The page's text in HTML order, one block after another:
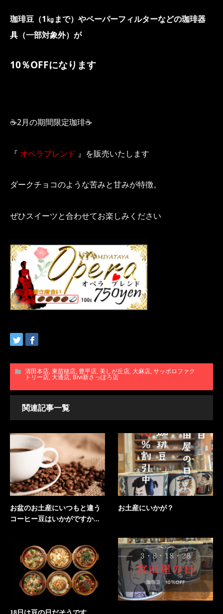
珈琲豆（1㎏まで）やペーパーフィルターなどの珈琲器
具（一部対象外）が
10％OFFになります
☕2月の期間限定珈琲☕
『 オペラブレンド 』を販売いたします
ダークチョコのような苦みと甘みが特徴。
ぜひスイーツと合わせてお楽しみください
清田本店,東苗穂店,豊平店,美しが丘店, 大麻店,サッポロファク
トリー店, 大通店, Bivi新さっぽろ店
関連記事一覧
お盆のお土産にいつもと違う
コーヒー豆はいかがですか...
お土産にいかが？